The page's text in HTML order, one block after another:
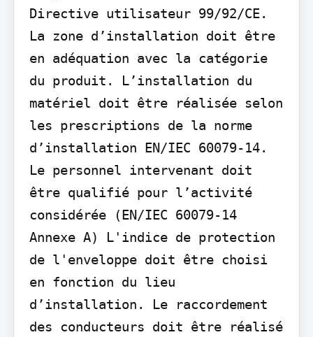
Directive utilisateur 99/92/CE.
La zone d’installation doit être
en adéquation avec la catégorie
du produit. L’installation du
matériel doit être réalisée selon
les prescriptions de la norme
d’installation EN/IEC 60079-14.
Le personnel intervenant doit
être qualifié pour l’activité
considérée (EN/IEC 60079-14
Annexe A) L'indice de protection
de l'enveloppe doit être choisi
en fonction du lieu
d’installation. Le raccordement
des conducteurs doit être réalisé